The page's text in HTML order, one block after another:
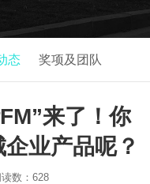
态 奖项及团队
来了！你
业产品呢？
数：628